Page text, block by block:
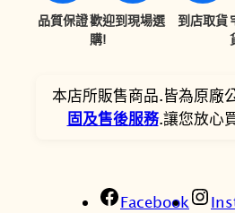
0
E
R
P
G
K
品質保證歡迎到現場選
購!
到店取貨
本店所販售商品.皆為原廠
固及售後服務.讓您放心
Facebook